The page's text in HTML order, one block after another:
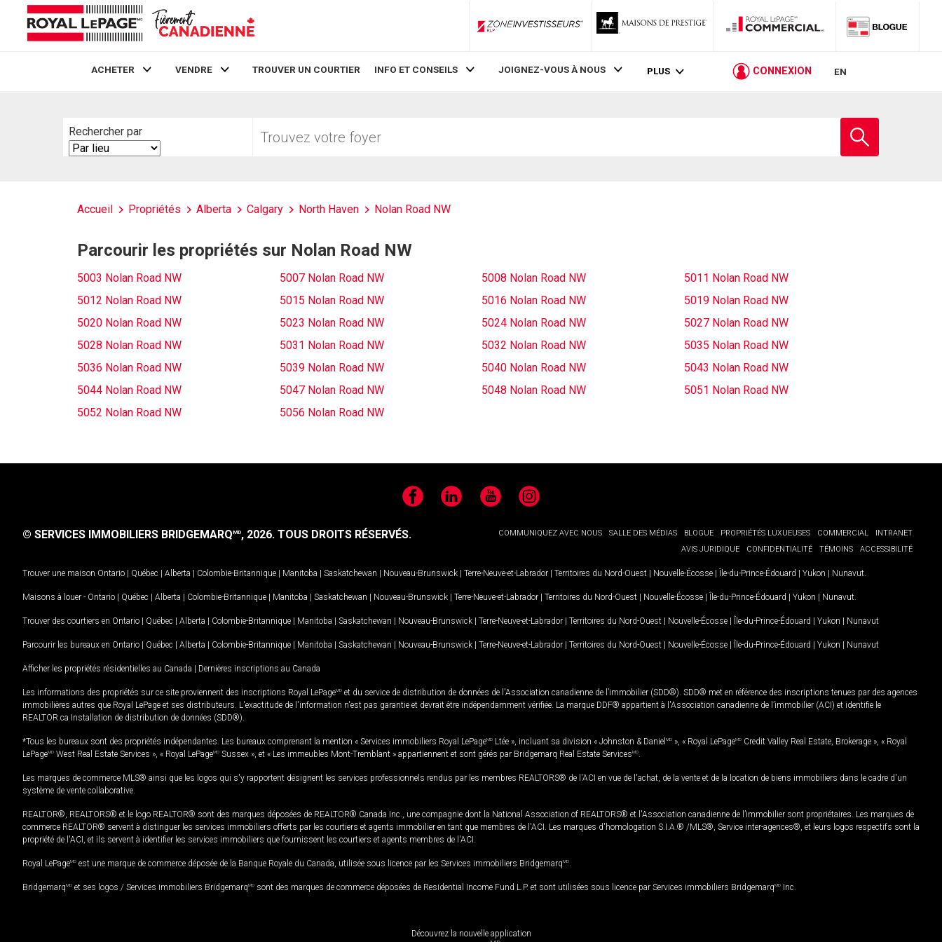
ZoneInvestisseurs RLP
ACHETER VENDRE TROUVER UN COURTIER INFO ET CONSEILS JOIGNEZ-VOUS À NOUS PLUS CONNEXION EN
Rechercher par
Search
By
votre
Accueil Propriétés Alberta Calgary North Haven Nolan Road NW
Parcourir les propriétés sur Nolan Road NW
5003 Nolan Road NW 5007 Nolan Road NW 5008 Nolan Road NW
5011 Nolan Road NW
5012 Nolan Road NW
5015 Nolan Road NW 5016 Nolan Road NW
5019 Nolan Road NW
5020 Nolan Road NW
5023 Nolan Road NW 5024 Nolan Road NW
5027 Nolan Road NW
5028 Nolan Road NW
5031 Nolan Road NW 5032 Nolan Road NW
5035 Nolan Road NW
5036 Nolan Road NW
5039 Nolan Road NW 5040 Nolan Road NW
5043 Nolan Road NW
5044 Nolan Road NW
5047 Nolan Road NW 5048 Nolan Road NW
5051 Nolan Road NW
5052 Nolan Road NW
5056 Nolan Road NW
FacebookLinkedIn YouTubeInstagram
COMMUNIQUEZ AVEC NOUS SALLE DES MÉDIAS BLOGUE PROPRIÉTÉS LUXUEUSES COMMERCIAL
INTRANET
AVIS JURIDIQUE
CONFIDENTIALITÉ TÉMOINS ACCESSIBILITÉ
© SERVICES IMMOBILIERS BRIDGEMARQMD, 2026. TOUS DROITS RÉSERVÉS.
Trouver une maison Ontario | Québec | Alberta | Colombie-Britannique | Manitoba | Saskatchewan | Nouveau-Brunswick | Terre-Neuve-et-Labrador | Territoires du Nord-Ouest | Nouvelle-Écosse | Île-du-Prince-Édouard | Yukon | Nunavut
Maisons à louer - Ontario | Québec | Alberta | Colombie-Britannique | Manitoba | Saskatchewan | Nouveau-Brunswick | Terre-Neuve-et-Labrador | Territoires du Nord-Ouest | Nouvelle-Écosse | Île-du-Prince-Édouard | Yukon | Nunavut
Trouver des courtiers en Ontario | Québec | Alberta | Colombie-Britannique | Manitoba | Saskatchewan | Nouveau-Brunswick | Terre-Neuve-et-Labrador | Territoires du Nord-Ouest | Nouvelle-Écosse | Île-du-Prince-Édouard | Yukon | Nunavut
Parcourir les bureaux en Ontario | Québec | Alberta | Colombie-Britannique | Manitoba | Saskatchewan | Nouveau-Brunswick | Terre-Neuve-et-Labrador | Territoires du Nord-Ouest | Nouvelle-Écosse | Île-du-Prince-Édouard | Yukon | Nunavut
Afficher les propriétés résidentielles au Canada | Dernières inscriptions au Canada
Les informations des propriétés sur ce site proviennent des inscriptions Royal LePageMD et du service de distribution de données de l'Association canadienne de l’immobilier (SDD®). SDD® met en référence des inscriptions tenues par des agences
immobilières autres que Royal LePage et ses distributeurs. L'exactitude de l'information n'est pas garantie et devrait être indépendamment vérifiée. La marque DDF® appartient à l'Association canadienne de l’immobilier (ACI) et identifie le
REALTOR.ca Installation de distribution de données (SDD®).
*Tous les bureaux sont des propriétés indépendantes. Les bureaux comprenant la mention « Services immobiliers Royal LePageMD Ltée », incluant sa division « Johnston & Daniel MD », « Royal LePageMD Credit Valley Real Estate, Brokerage », « Royal
LePageMD West Real Estate Services », « Royal LePageMD Sussex », et « Les immeubles Mont-Tremblant » appartiennent et sont gérés par Bridgemarq Real Estate ServicesMD
Les marques de commerce MLS® ainsi que les logos qui s'y rapportent désignent les services professionnels rendus par les membres REALTORS® de l'ACI en vue de l'achat, de la vente et de la location de biens immobiliers dans le cadre d'un
système de vente collaborative.
REALTOR®, REALTORS® et le logo REALTOR® sont des marques déposées de REALTOR® Canada Inc., une compagnie dont la National Association of REALTORS® et l'Association canadienne de l’immobilier sont propriétaires. Les marques de
commerce REALTOR® servent à distinguer les services immobiliers offerts par les courtiers et agents immobilier en tant que membres de l'ACI. Les marques d'homologation S.I.A.® /MLS®, Service inter-agences®, et leurs logos respectifs sont la
propriété de l'ACI, et ils servent à identifier les services immobiliers que fournissent les courtiers et agents membres de l'ACI.
Royal LePageMD est une marque de commerce déposée de la Banque Royale du Canada, utilisée sous licence par les Services immobiliers BridgemarqMD
BridgemarqMD et ses logos / Services immobiliers BridgemarqMD sont des marques de commerce déposées de Residential Income Fund L.P. et sont utilisées sous licence par Services immobiliers BridgemarqMD Inc.
Découvrez la nouvelle application